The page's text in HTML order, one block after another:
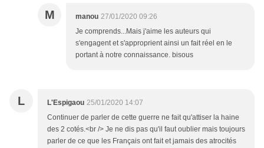
M manou 27/01/2020 09:26
Je comprends...Mais j'aime les auteurs qui
s'engagent et s'approprient ainsi un fait réel en le
portant à notre connaissance. bisous
L L'Espigaou 25/01/2020 14:07
Continuer de parler de cette guerre ne fait qu'attiser la haine
des 2 cotés.<br /> Je ne dis pas qu'il faut oublier mais toujours
parler de ce que les Français ont fait et jamais des atrocités